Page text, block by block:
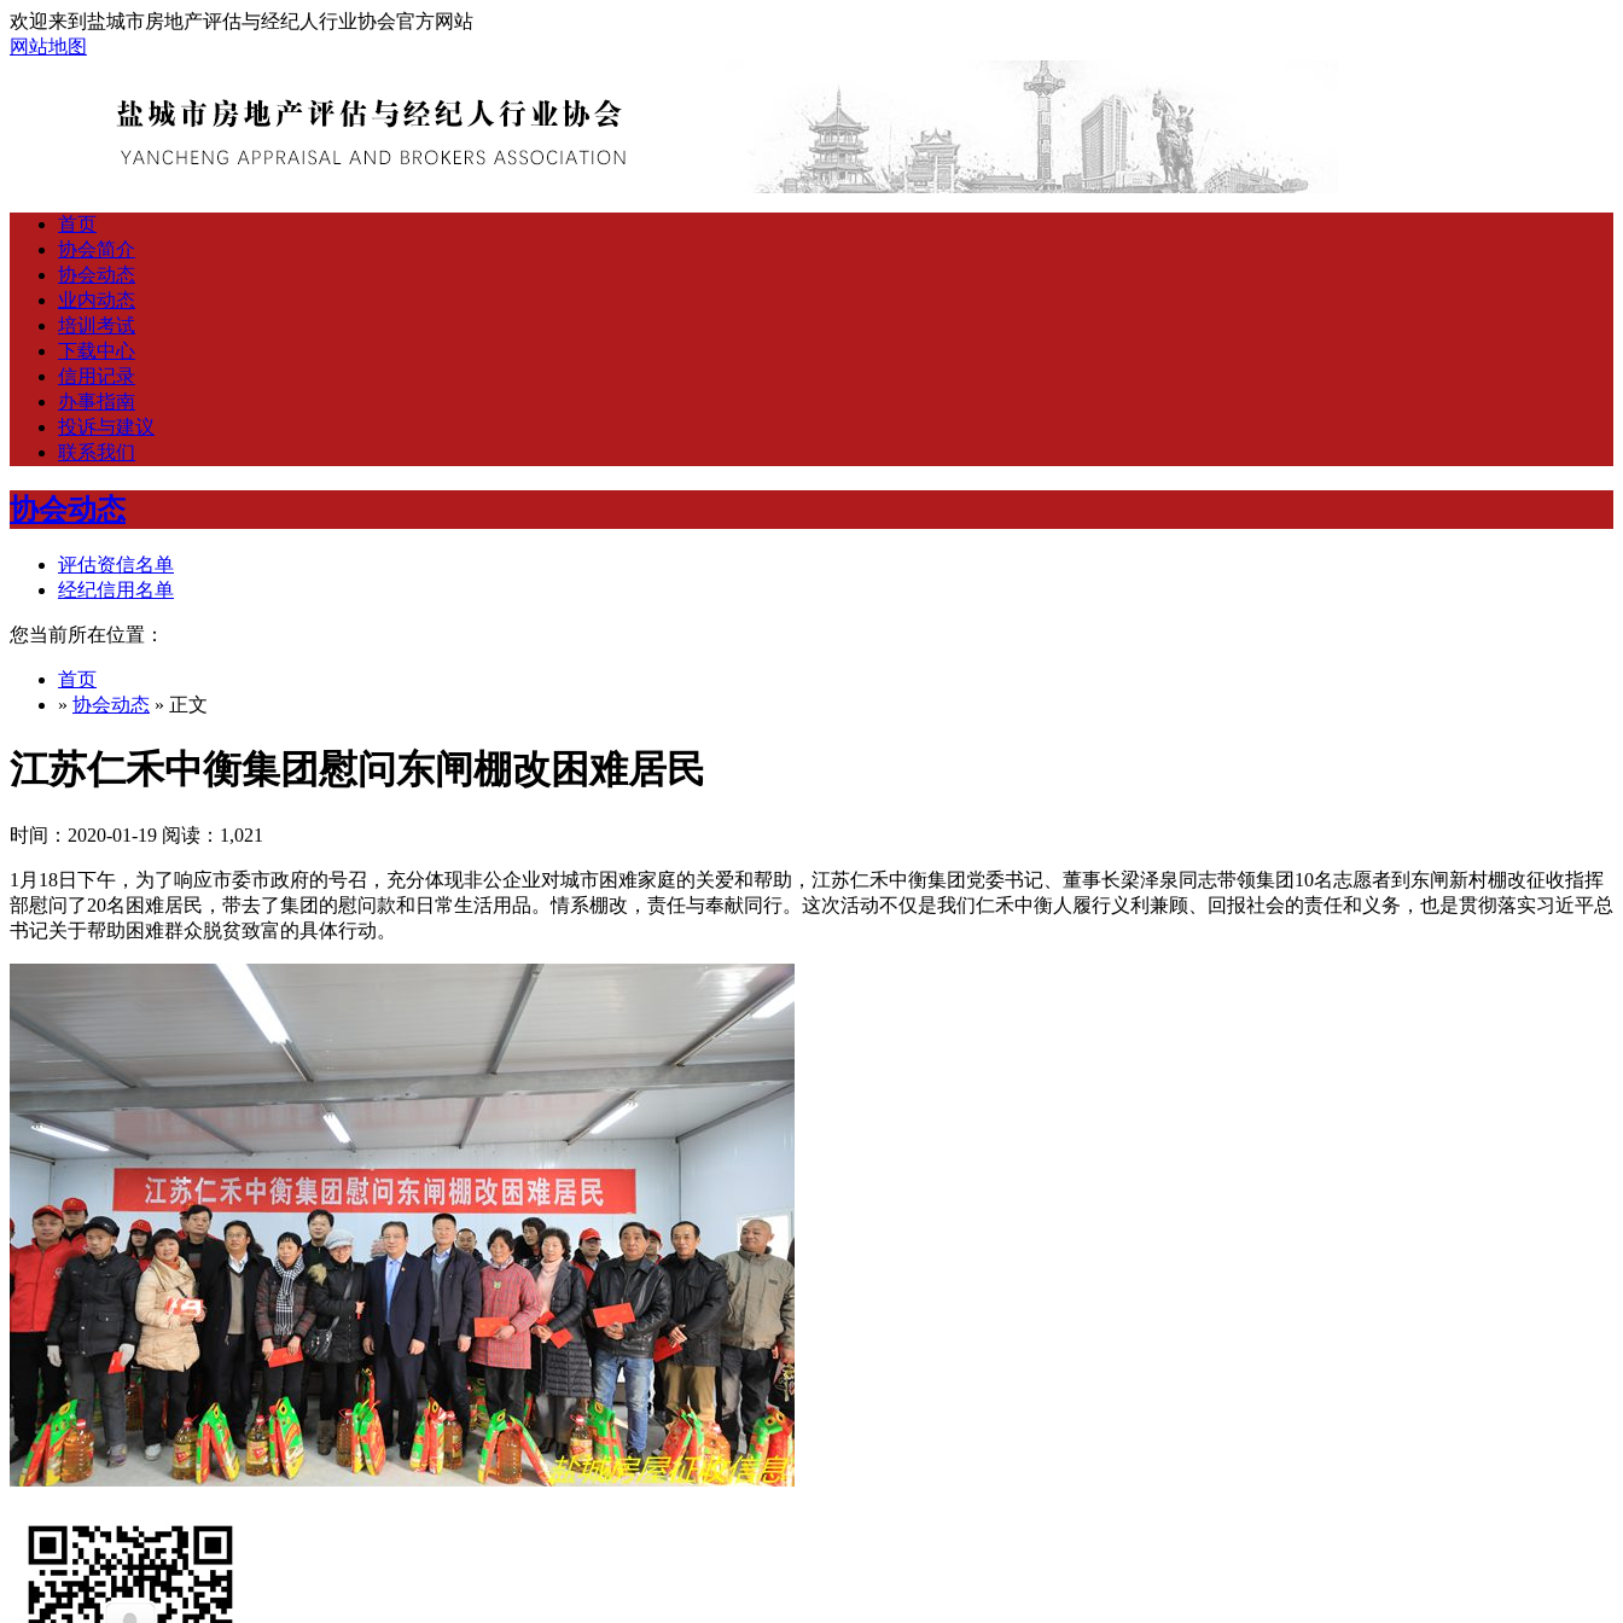
欢迎来到盐城市房地产评估与经纪人行业协会官方网站
网站地图
首页
协会简介
协会动态
业内动态
培训考试
下载中心
信用记录
办事指南
投诉与建议
联系我们
协会动态
评估资信名单
经纪信用名单
您当前所在位置：
首页
» 协会动态 » 正文
江苏仁禾中衡集团慰问东闸棚改困难居民
时间：2020-01-19 阅读：1,021
1月18日下午，为了响应市委市政府的号召，充分体现非公企业对城市困难家庭的关爱和帮助，江苏仁禾中衡集团党委书记、董事长梁泽泉同志带领集团10名志愿者到东闸新村棚改征收指挥
部慰问了20名困难居民，带去了集团的慰问款和日常生活用品。情系棚改，责任与奉献同行。这次活动不仅是我们仁禾中衡人履行义利兼顾、回报社会的责任和义务，也是贯彻落实习近平总
书记关于帮助困难群众脱贫致富的具体行动。